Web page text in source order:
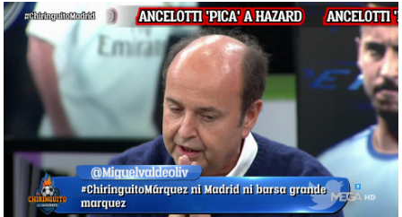
El Chiringuito
Madrid
Publicado:27 de octubre de 2021, 02:52